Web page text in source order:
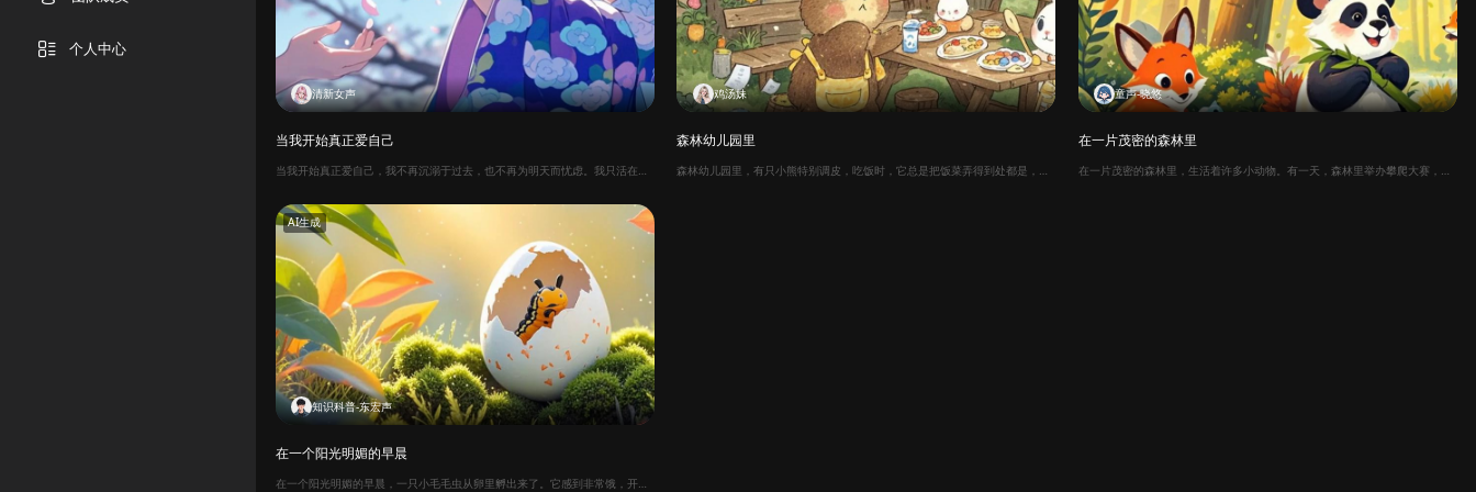
个人中心
清新女声
当我开始真正爱自己
当我开始真正爱自己，我不再沉溺于过去，也不再为明天而忧虑。我只活在一切正在发生的当下，过好今天就行。其他的，交给时间。
鸡汤妹
森林幼儿园里
森林幼儿园里，有只小熊特别调皮，吃饭时，它总是把饭菜弄得到处都是，还对辛苦打扫的小兔子冷嘲热讽。 一天放学后，老师让小熊留下来打扫教室。刚开始，小熊觉得好玩，可没一会儿，就累得直喘气，它这才明白，打扫干净教室可不是一件容易的事。 第二天吃饭，小熊又把饭菜撒到桌上，刚想像之前一样不管，突然想起自己打扫时的疲惫。它赶忙把桌上的饭菜收拾干净，还主动帮小兔子打扫。 小兔子又惊又喜，问 你怎么突然变啦？小熊不好意思地说，我昨天打扫才知道有多累，以后我肯定会珍惜你的劳动成果。 从那以后，小熊彻底变了，成了尊重他人劳动的乖孩子，幼儿园里也变得更加温馨快乐。
童声-晓悠
在一片茂密的森林里
在一片茂密的森林里，生活着许多小动物。有一天，森林里举办攀爬大赛，终点是森林中最高的那棵大树顶端，奖品是一本神奇的故事书，据说读了它就能变得聪明又勇敢。 比赛开始，小动物们都信心满满地往上爬。可没一会儿，有的小动物被树干上的小刺扎到，疼得哭了起来，放弃了比赛；有的小动物爬到一半，往下一看，吓得腿都软了，赶紧退了回去。 有一只小动物，虽然也被小刺扎得手疼，也害怕得浑身发抖，但它没有放弃。它每爬一步，就给自己打气：“我可以的！” 它不断调整姿势，小心翼翼地避开尖刺。终于，它第一个爬到了树顶，拿到了那本神奇的故事书。 其他小动物纷纷围过来，问它是怎么做到的。它笑着说：“遇到困难不要害怕，只要坚持不放弃，就一定能成功。” 从那以后，森林里的小动物们再遇到困难，都会想起这只勇敢的小动物，鼓起勇气去面对。小朋友们，当你们遇到困难时，也要像它一样勇敢哦。
知识科普-东宏声
AI生成
在一个阳光明媚的早晨
在一个阳光明媚的早晨，一只小毛毛虫从卵里孵出来了。它感到非常饿，开始寻找食物。星期一，它吃了一个苹果，但还是饿。星期二，它吃了两个梨子，但还是饿。星期三，它吃了三个李子，但还是饿。星期四，它吃了四个草莓，但还是饿。星期五，它吃了五个橙子，但还是饿。星期六，它吃了很多很多食物，结果肚子痛了。星期天，它吃了一片新鲜的绿叶，感觉好多了。最后，它变成了一只美丽的蝴蝶！